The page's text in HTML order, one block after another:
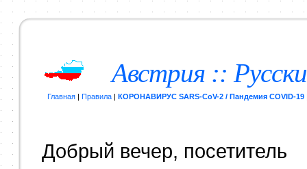
Австрия ::
Главная| Правила| КОРОНАВИРУС SARS-CoV-2 / Пандемия COVID-19
Добрый вечер, посетитель